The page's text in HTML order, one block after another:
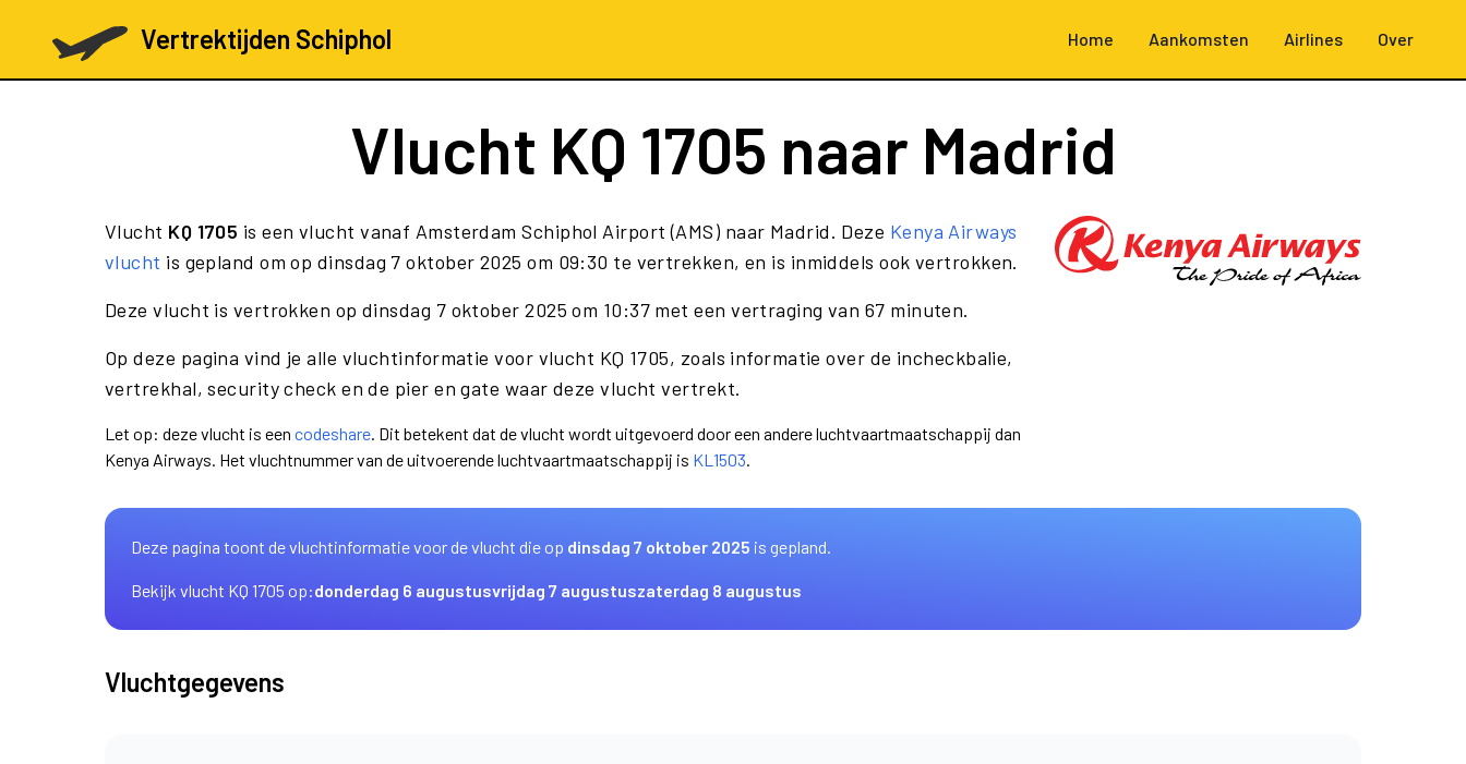
Vertrektijden Schiphol Home Aankomsten Airlines Over
Vlucht KQ 1705 naar Madrid
Vlucht KQ 1705 is een vlucht vanaf Amsterdam Schiphol Airport (AMS) naar Madrid. Deze Kenya Airways
vlucht is gepland om op dinsdag 7 oktober 2025 om 09:30 te vertrekken, en is inmiddels ook vertrokken.
Deze vlucht is vertrokken op dinsdag 7 oktober 2025 om 10:37 met een vertraging van 67 minuten.
Op deze pagina vind je alle vluchtinformatie voor vlucht KQ 1705, zoals informatie over de incheckbalie,
vertrekhal, security check en de pier en gate waar deze vlucht vertrekt.
Let op: deze vlucht is een codeshare. Dit betekent dat de vlucht wordt uitgevoerd door een andere luchtvaartmaatschappij dan
Kenya Airways. Het vluchtnummer van de uitvoerende luchtvaartmaatschappij is KL1503.
Deze pagina toont de vluchtinformatie voor de vlucht die op dinsdag 7 oktober 2025 is gepland.
Bekijk vlucht KQ 1705 op:donderdag 6 augustusvrijdag 7 augustuszaterdag 8 augustus
Vluchtgegevens